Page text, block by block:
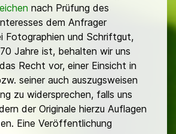
nach Prüfung des
dem Anfrager
Fotographien und Schriftgut,
Jahre ist, behalten wir uns
Recht vor, einer Einsicht in
seiner auch auszugsweisen
zu widersprechen, falls uns
der Originale hierzu Auflagen
Eine Veröffentlichung